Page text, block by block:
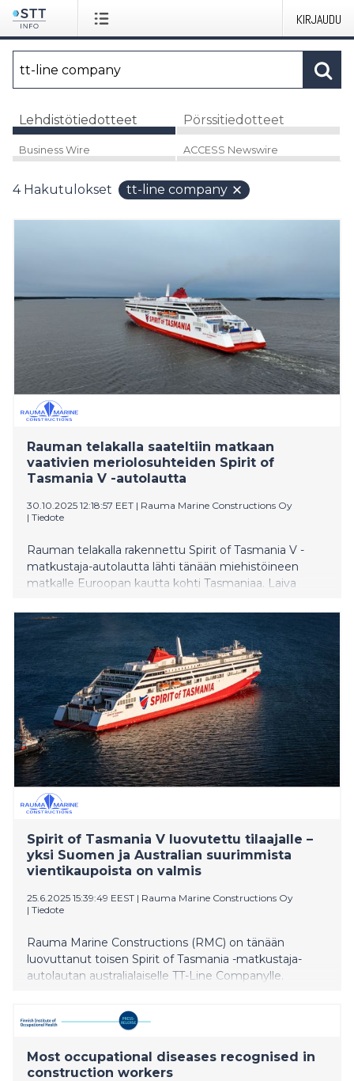
KIRJAUDU
Lehdistötiedotteet Pörssitiedotteet
Business Wire ACCESS Newswire
4 Hakutulokset tt-line company
Rauman telakalla saateltiin matkaan
vaativien meriolosuhteiden Spirit of
Tasmania V -autolautta
30.10.2025 12:18:57 EET | Rauma Marine Constructions Oy
| Tiedote
Rauman telakalla rakennettu Spirit of Tasmania V -
matkustaja-autolautta lähti tänään miehistöineen
matkalle Euroopan kautta kohti Tasmaniaa. Laiva
Company PTY Ltd:lle, tämän vuoden kesäkuussa.
Kaksi Raumalla rakennettua Spirit of Tasmania -
autolauttaa, Spirit of Tasmania IV ja Spirit of Tasmania
V, muodostavat kaikkien aikojen suurimman
yksittäisen vientikaupan Suomen ja Australian välillä.
Spirit of Tasmania V luovutettu tilaajalle –
yksi Suomen ja Australian suurimmista
vientikaupoista on valmis
25.6.2025 15:39:49 EEST | Rauma Marine Constructions Oy
| Tiedote
Rauma Marine Constructions (RMC) on tänään
luovuttanut toisen Spirit of Tasmania -matkustaja-
autolautan australialaiselle TT-Line Companylle.
suurimman kahdenvälisen vientihankkeen
valmistumista.
Most occupational diseases recognised in
construction workers